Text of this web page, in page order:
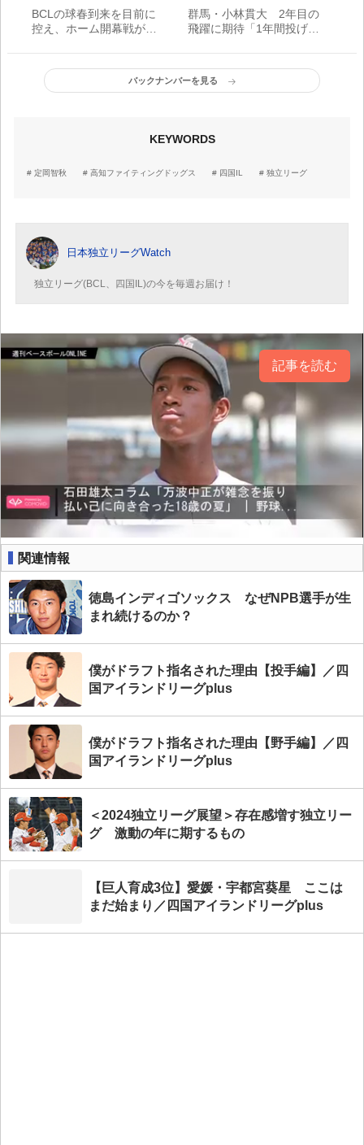
BCLの球春到来を目前に
控え、ホーム開幕戦が決
群馬・小林貫大 2年目の
飛躍に期待「1年間投げ抜
を挙げることを目標に」
／BCリーグ
バックナンバーを見る
KEYWORDS
定岡智秋 高知ファイティングドッグス 四国IL 独立リーグ
日本独立リーグWatch
独立リーグ(BCL、四国IL)の今を毎週お届け！
記事を読む
関連情報
徳島インディゴソックス なぜNPB選手が生
まれ続けるのか？
僕がドラフト指名された理由【投手編】／四
国アイランドリーグplus
僕がドラフト指名された理由【野手編】／四
国アイランドリーグplus
＜2024独立リーグ展望＞存在感増す独立リー
グ 激動の年に期するもの
【巨人育成3位】愛媛・宇都宮葵星 ここは
まだ始まり／四国アイランドリーグplus